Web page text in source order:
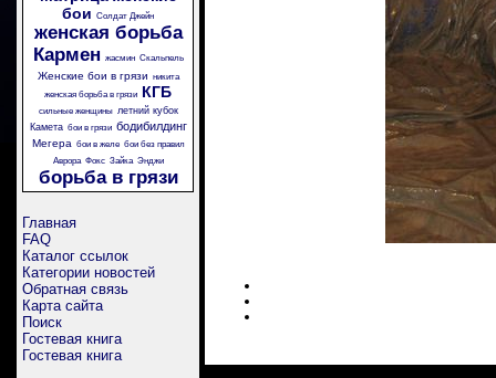
бои Солдат Джейн
женская борьба
Кармен жасмин Скальпель
Женские бои в грязи никита
женская борьба в грязи КГБ
сильные женщины летний кубок
Камета бои в грязи бодибилдинг
Мегера бои в желе бои без правил
Аврора Фокс Зайка Энджи
борьба в грязи
Главная
FAQ
Каталог ссылок
Категории новостей
Обратная связь
Карта сайта
Поиск
Гостевая книга
Гостевая книга